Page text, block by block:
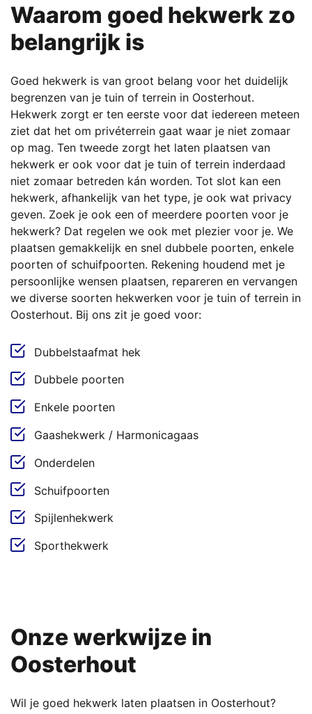
Waarom goed hekwerk zo
belangrijk is
Goed hekwerk is van groot belang voor het duidelijk
begrenzen van je tuin of terrein in Oosterhout.
Hekwerk zorgt er ten eerste voor dat iedereen meteen
ziet dat het om privéterrein gaat waar je niet zomaar
op mag. Ten tweede zorgt het laten plaatsen van
hekwerk er ook voor dat je tuin of terrein inderdaad
niet zomaar betreden kán worden. Tot slot kan een
hekwerk, afhankelijk van het type, je ook wat privacy
geven. Zoek je ook een of meerdere poorten voor je
hekwerk? Dat regelen we ook met plezier voor je. We
plaatsen gemakkelijk en snel dubbele poorten, enkele
poorten of schuifpoorten. Rekening houdend met je
persoonlijke wensen plaatsen, repareren en vervangen
we diverse soorten hekwerken voor je tuin of terrein in
Oosterhout. Bij ons zit je goed voor:
Dubbelstaafmat hek
Dubbele poorten
Enkele poorten
Gaashekwerk / Harmonicagaas
Onderdelen
Schuifpoorten
Spijlenhekwerk
Sporthekwerk
Onze werkwijze in
Oosterhout
Wil je goed hekwerk laten plaatsen in Oosterhout?